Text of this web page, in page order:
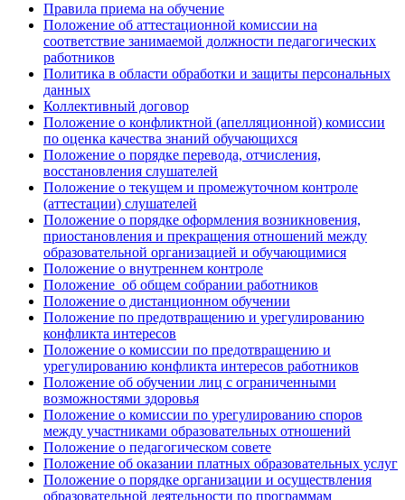
Правила приема на обучение
Положение об аттестационной комиссии на
соответствие занимаемой должности педагогических
работников
Политика в области обработки и защиты персональных
данных
Коллективный договор
Положение о конфликтной (апелляционной) комиссии
по оценка качества знаний обучающихся
Положение о порядке перевода, отчисления,
восстановления слушателей
Положение о текущем и промежуточном контроле
(аттестации) слушателей
Положение о порядке оформления возникновения,
приостановления и прекращения отношений между
образовательной организацией и обучающимися
Положение о внутреннем контроле
Положение об общем собрании работников
Положение о дистанционном обучении
Положение по предотвращению и урегулированию
конфликта интересов
Положение о комиссии по предотвращению и
урегулированию конфликта интересов работников
Положение об обучении лиц с ограниченными
возможностями здоровья
Положение о комиссии по урегулированию споров
между участниками образовательных отношений
Положение о педагогическом совете
Положение об оказании платных образовательных услуг
Положение о порядке организации и осуществления
образовательной деятельности по программам